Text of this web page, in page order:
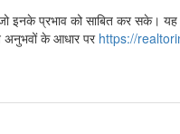
जो इनके प्रभाव को साबित कर सके।
अनुभवों के आधार पर https://